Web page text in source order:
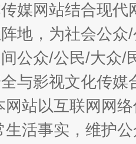
媒网站结合现
地，为社会公
公众/公民/大众/
与影视文化传
站以互联网网
生活事实，维护